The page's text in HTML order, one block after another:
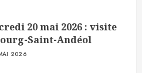
20 mai 2026 : visite
Saint-Andéol
2026